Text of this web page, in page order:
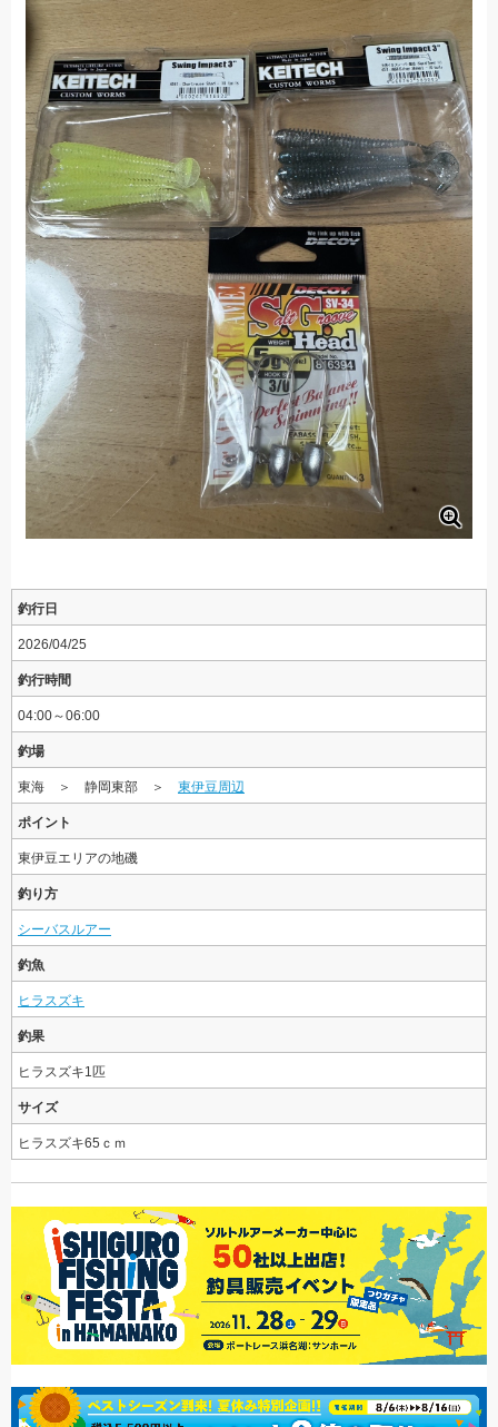
釣行日
2026/04/25
釣行時間
04:00～06:00
釣場
東海 ＞ 静岡東部 ＞ 東伊豆周辺
ポイント
東伊豆エリアの地磯
釣り方
シーバスルアー
釣魚
ヒラスズキ
釣果
ヒラスズキ1匹
サイズ
ヒラスズキ65ｃｍ